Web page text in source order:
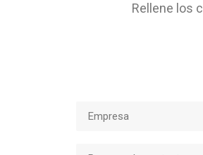
Rellene los